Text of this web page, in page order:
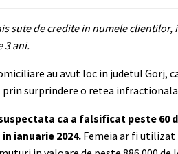
sute de credite in numele
3 ani.
au avut loc in judetul Gorj,
surprindere o retea infractionala
ca a falsificat peste
ianuarie 2024. Femeia ar fi utilizat